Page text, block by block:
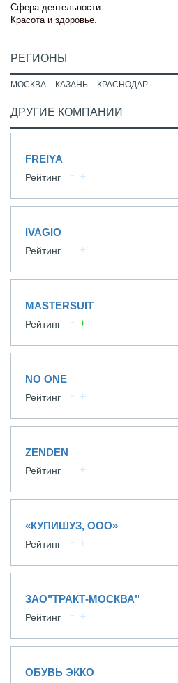
Сфера деятельности:
Красота и здоровье.
РЕГИОНЫ
МОСКВА КАЗАНЬ КРАСНОДАР
ДРУГИЕ КОМПАНИИ
FREIYA
Рейтинг
IVAGIO
Рейтинг
MASTERSUIT
Рейтинг
NO ONE
Рейтинг
ZENDEN
Рейтинг
«КУПИШУЗ, ООО»
Рейтинг
ЗАО"ТРАКТ-МОСКВА"
Рейтинг
ОБУВЬ ЭККО